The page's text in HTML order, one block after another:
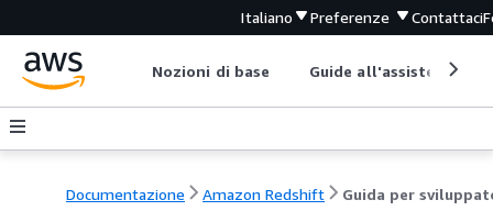
Italiano Preferenze Contattaci
Nozioni di base Guide all'assistenza
Documentazione Amazon Redshift